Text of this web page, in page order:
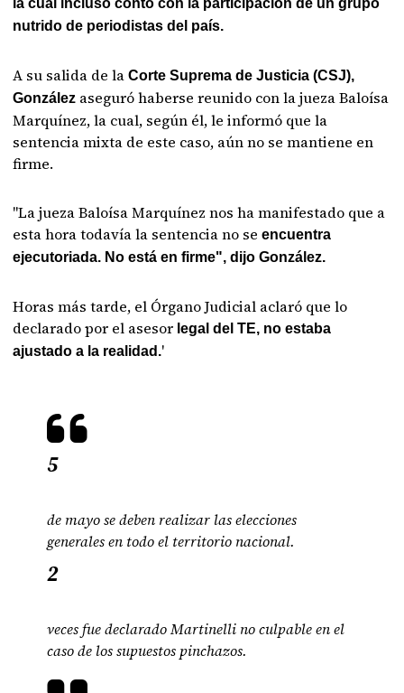
la cual incluso contó con la participación de un grupo
nutrido de periodistas del país.
A su salida de la Corte Suprema de Justicia (CSJ),
González aseguró haberse reunido con la jueza Baloísa
Marquínez, la cual, según él, le informó que la
sentencia mixta de este caso, aún no se mantiene en
firme.
"La jueza Baloísa Marquínez nos ha manifestado que a
esta hora todavía la sentencia no se encuentra
ejecutoriada. No está en firme", dijo González.
Horas más tarde, el Órgano Judicial aclaró que lo
declarado por el asesor legal del TE, no estaba
ajustado a la realidad.'
5
de mayo se deben realizar las elecciones
generales en todo el territorio nacional.
2
veces fue declarado Martinelli no culpable en el
caso de los supuestos pinchazos.